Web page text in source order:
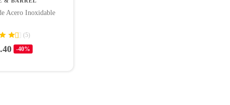
Acero Inoxidable
(5)
-40%